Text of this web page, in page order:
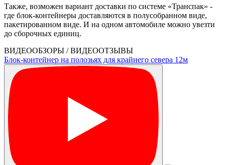
Также, возможен вариант доставки по системе «Транспак» -
где блок-контейнеры доставляются в полусобранном виде,
пакетированном виде. И на одном автомобиле можно увезти
до сборочных единиц.
ВИДЕООБЗОРЫ / ВИДЕООТЗЫВЫ
Блок-контейнер на полозьях для крайнего севера 12м